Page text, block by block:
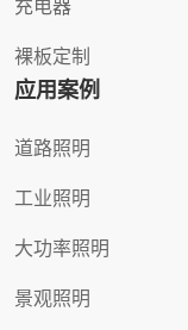
充电器
裸板定制
应用案例
道路照明
工业照明
大功率照明
景观照明